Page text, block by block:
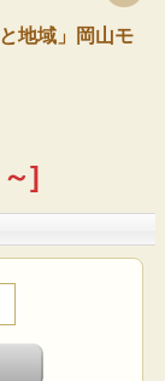
地域」岡山モ
]